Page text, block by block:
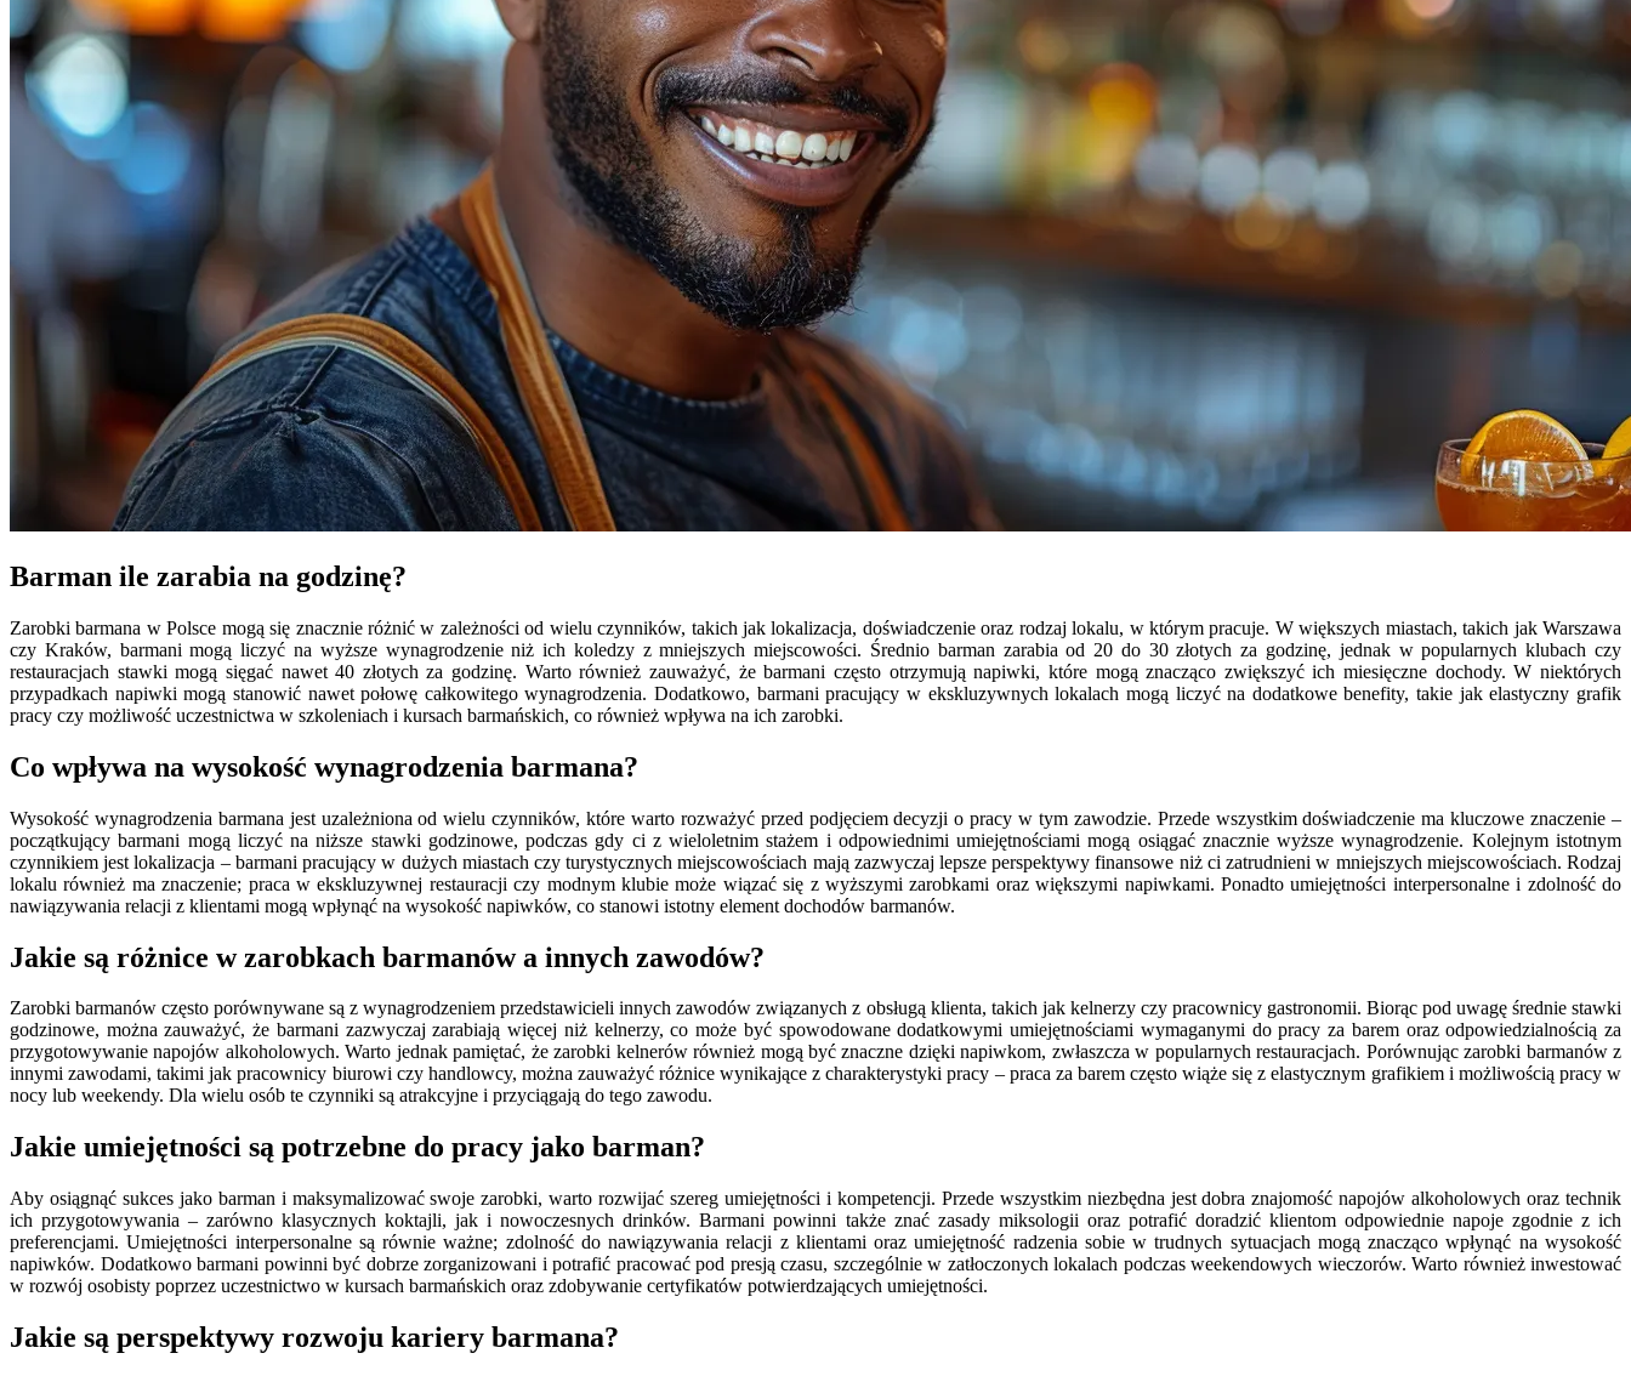
Barman ile zarabia na godzinę?
Zarobki barmana w Polsce mogą się znacznie różnić w zależności od wielu czynników, takich jak lokalizacja, doświadczenie oraz rodzaj lokalu, w którym pracuje. W większych miastach, takich jak Warszawa
czy Kraków, barmani mogą liczyć na wyższe wynagrodzenie niż ich koledzy z mniejszych miejscowości. Średnio barman zarabia od 20 do 30 złotych za godzinę, jednak w popularnych klubach czy
restauracjach stawki mogą sięgać nawet 40 złotych za godzinę. Warto również zauważyć, że barmani często otrzymują napiwki, które mogą znacząco zwiększyć ich miesięczne dochody. W niektórych
przypadkach napiwki mogą stanowić nawet połowę całkowitego wynagrodzenia. Dodatkowo, barmani pracujący w ekskluzywnych lokalach mogą liczyć na dodatkowe benefity, takie jak elastyczny grafik
pracy czy możliwość uczestnictwa w szkoleniach i kursach barmańskich, co również wpływa na ich zarobki.
Co wpływa na wysokość wynagrodzenia barmana?
Wysokość wynagrodzenia barmana jest uzależniona od wielu czynników, które warto rozważyć przed podjęciem decyzji o pracy w tym zawodzie. Przede wszystkim doświadczenie ma kluczowe znaczenie –
początkujący barmani mogą liczyć na niższe stawki godzinowe, podczas gdy ci z wieloletnim stażem i odpowiednimi umiejętnościami mogą osiągać znacznie wyższe wynagrodzenie. Kolejnym istotnym
czynnikiem jest lokalizacja – barmani pracujący w dużych miastach czy turystycznych miejscowościach mają zazwyczaj lepsze perspektywy finansowe niż ci zatrudnieni w mniejszych miejscowościach. Rodzaj
lokalu również ma znaczenie; praca w ekskluzywnej restauracji czy modnym klubie może wiązać się z wyższymi zarobkami oraz większymi napiwkami. Ponadto umiejętności interpersonalne i zdolność do
nawiązywania relacji z klientami mogą wpłynąć na wysokość napiwków, co stanowi istotny element dochodów barmanów.
Jakie są różnice w zarobkach barmanów a innych zawodów?
Zarobki barmanów często porównywane są z wynagrodzeniem przedstawicieli innych zawodów związanych z obsługą klienta, takich jak kelnerzy czy pracownicy gastronomii. Biorąc pod uwagę średnie stawki
godzinowe, można zauważyć, że barmani zazwyczaj zarabiają więcej niż kelnerzy, co może być spowodowane dodatkowymi umiejętnościami wymaganymi do pracy za barem oraz odpowiedzialnością za
przygotowywanie napojów alkoholowych. Warto jednak pamiętać, że zarobki kelnerów również mogą być znaczne dzięki napiwkom, zwłaszcza w popularnych restauracjach. Porównując zarobki barmanów z
innymi zawodami, takimi jak pracownicy biurowi czy handlowcy, można zauważyć różnice wynikające z charakterystyki pracy – praca za barem często wiąże się z elastycznym grafikiem i możliwością pracy w
nocy lub weekendy. Dla wielu osób te czynniki są atrakcyjne i przyciągają do tego zawodu.
Jakie umiejętności są potrzebne do pracy jako barman?
Aby osiągnąć sukces jako barman i maksymalizować swoje zarobki, warto rozwijać szereg umiejętności i kompetencji. Przede wszystkim niezbędna jest dobra znajomość napojów alkoholowych oraz technik
ich przygotowywania – zarówno klasycznych koktajli, jak i nowoczesnych drinków. Barmani powinni także znać zasady miksologii oraz potrafić doradzić klientom odpowiednie napoje zgodnie z ich
preferencjami. Umiejętności interpersonalne są równie ważne; zdolność do nawiązywania relacji z klientami oraz umiejętność radzenia sobie w trudnych sytuacjach mogą znacząco wpłynąć na wysokość
napiwków. Dodatkowo barmani powinni być dobrze zorganizowani i potrafić pracować pod presją czasu, szczególnie w zatłoczonych lokalach podczas weekendowych wieczorów. Warto również inwestować
w rozwój osobisty poprzez uczestnictwo w kursach barmańskich oraz zdobywanie certyfikatów potwierdzających umiejętności.
Jakie są perspektywy rozwoju kariery barmana?